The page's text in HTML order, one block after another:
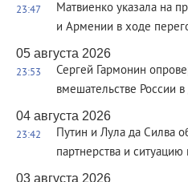
23:47
Матвиенко указала на
и Армении в ходе
05 августа 2026
23:53
Сергей Гармонин
вмешательстве России
04 августа 2026
23:42
Путин и Лула да Силва
партнерства и ситуацию
03 августа 2026